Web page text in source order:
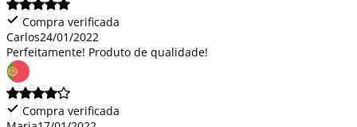
Compra verificada
Carlos24/01/2022
Perfeitamente! Produto de qualidade!
Compra verificada